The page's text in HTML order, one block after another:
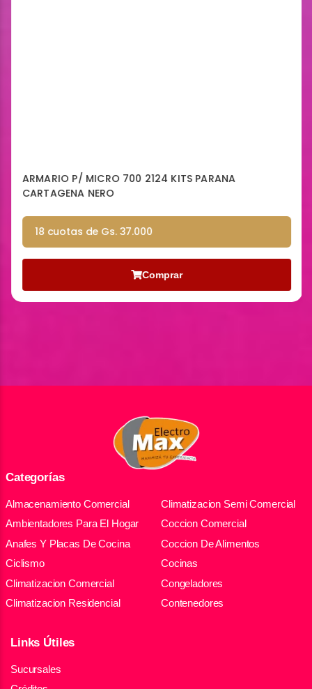
ARMARIO P/ MICRO 700 2124 KITS PARANA
CARTAGENA NERO
18 cuotas de Gs. 37.000
Comprar
Categorías
Almacenamiento Comercial
Ambientadores Para El Hogar
Anafes Y Placas De Cocina
Ciclismo
Climatizacion Comercial
Climatizacion Residencial
Climatizacion Semi Comercial
Coccion Comercial
Coccion De Alimentos
Cocinas
Congeladores
Contenedores
Links Útiles
Sucursales